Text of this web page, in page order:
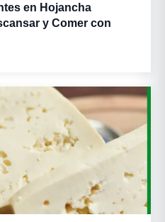
en Hojancha
y Comer con